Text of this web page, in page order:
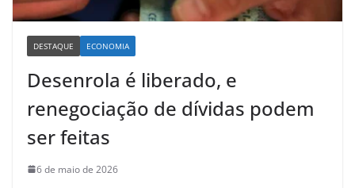
DESTAQUE ECONOMIA
Desenrola é liberado, e
renegociação de dívidas podem
ser feitas
6 de maio de 2026